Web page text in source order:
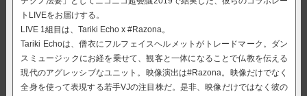
トLIVEをお届けする。
LIVE 1組目は、Tariki Echo x #Razona。
Tariki Echoは、僧衣にフルフェイスヘルメットがトレードマーク。ダン
スミュージックにお経を乗せて、観客と一体になることで仏教を伝える
現代のアグレッシブなユニット。映像演出は#Razona。映像だけでなく
全身を使って表現する若手VJの注目株だ。是非、映像だけではなく彼の